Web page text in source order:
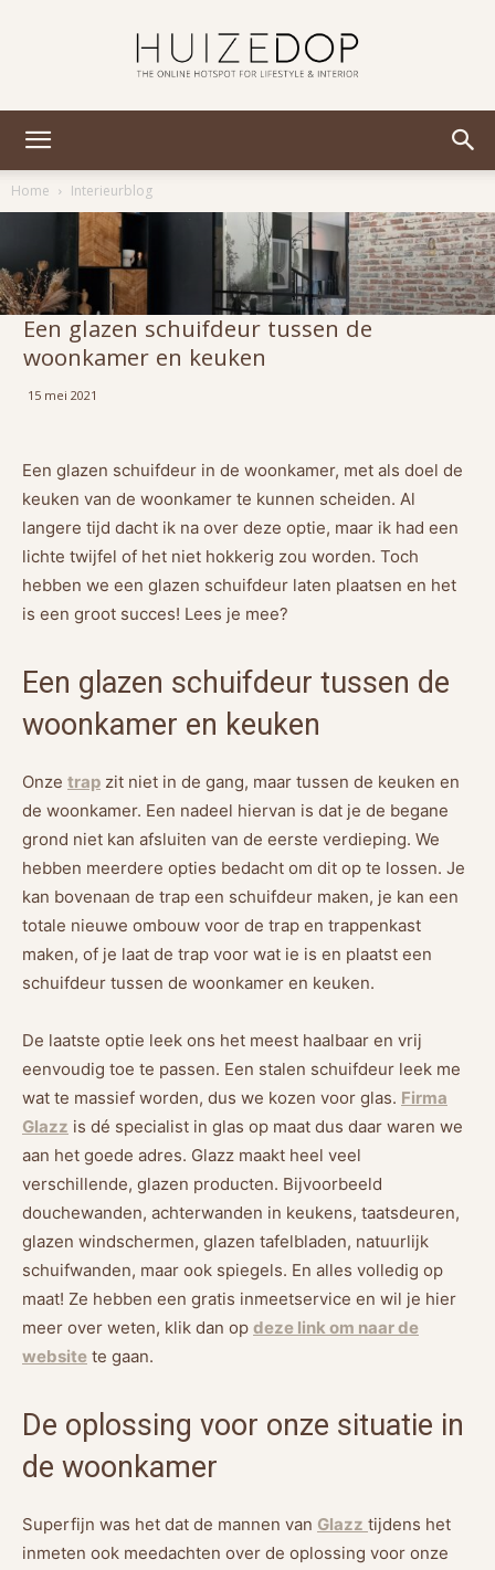
Home
Interieurblog
Een glazen schuifdeur tussen de
woonkamer en keuken
15 mei 2021
Een glazen schuifdeur in de woonkamer, met als doel de
keuken van de woonkamer te kunnen scheiden. Al
langere tijd dacht ik na over deze optie, maar ik had een
lichte twijfel of het niet hokkerig zou worden. Toch
hebben we een glazen schuifdeur laten plaatsen en het
is een groot succes! Lees je mee?
Een glazen schuifdeur tussen de
woonkamer en keuken
Onze trap zit niet in de gang, maar tussen de keuken en
de woonkamer. Een nadeel hiervan is dat je de begane
grond niet kan afsluiten van de eerste verdieping. We
hebben meerdere opties bedacht om dit op te lossen. Je
kan bovenaan de trap een schuifdeur maken, je kan een
totale nieuwe ombouw voor de trap en trappenkast
maken, of je laat de trap voor wat ie is en plaatst een
schuifdeur tussen de woonkamer en keuken.
De laatste optie leek ons het meest haalbaar en vrij
eenvoudig toe te passen. Een stalen schuifdeur leek me
wat te massief worden, dus we kozen voor glas. Firma
Glazz is dé specialist in glas op maat dus daar waren we
aan het goede adres. Glazz maakt heel veel
verschillende, glazen producten. Bijvoorbeeld
douchewanden, achterwanden in keukens, taatsdeuren,
glazen windschermen, glazen tafelbladen, natuurlijk
schuifwanden, maar ook spiegels. En alles volledig op
maat! Ze hebben een gratis inmeetservice en wil je hier
meer over weten, klik dan op deze link om naar de
website te gaan.
De oplossing voor onze situatie in
de woonkamer
Superfijn was het dat de mannen van Glazz tijdens het
inmeten ook meedachten over de oplossing voor onze